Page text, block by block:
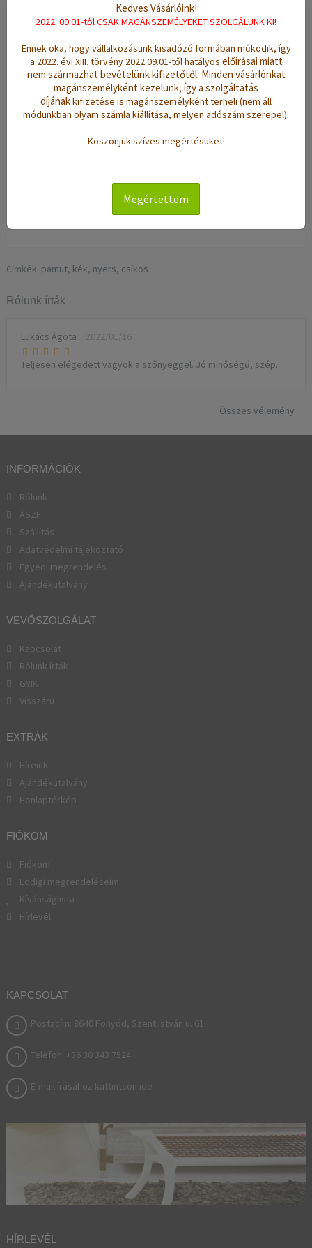
Leírás Értékelések (0)
Szövés: kézi szövésű
Anyag:90% pamut, 10% polyester
Méret:(sz/h): 160 x 210 cm
Súly:4.2 Kg
kék, nyers
Minta:csíkos
sűrű szövésű, vékony, erős tartású, jó nedvszívó
hatású, könnyen tisztítható
Címkék: pamut, kék, nyers, csíkos
Rólunk írták
Lukács Ágota 2022/01/16
Teljesen elégedett vagyok a szőnyeggel. Jó minőségű, szép. ..
Összes vélemény
INFORMÁCIÓK
Rólunk
ÁSZF
Szállítás
Adatvédelmi tájékoztató
Egyedi megrendelés
Ajándékutalvány
VEVŐSZOLGÁLAT
Kapcsolat
Rólunk írták
GYIK
Visszáru
EXTRÁK
Híreink
Ajándékutalvány
Honlaptérkép
FIÓKOM
Fiókom
Eddigi megrendeléseim
Kívánságlista
Hírlevél
KAPCSOLAT
Postacím: 8640 Fonyód, Szent István u. 61.
Telefon: +36 30 343 7524
E-mail írásához kattintson ide
HÍRLEVÉL
Kedves Vásárlóink!
2022. 09.01-től CSAK MAGÁNSZEMÉLYEKET SZOLGÁLUNK KI!
Ennek oka, hogy vállalkozásunk kisadózó formában működik, így
a 2022. évi XIII. törvény 2022.09.01-től hatályos előírásai miatt
nem származhat bevételünk kifizetőtől. Minden vásárlónkat
magánszemélyként kezelünk, így a szolgáltatás
díjánakkifizetése is magánszemélyként terheli (nem áll
módunkban olyam számla kiállítása, melyen adószám szerepel).
Köszönjük szíves megértésüket!
Megértettem